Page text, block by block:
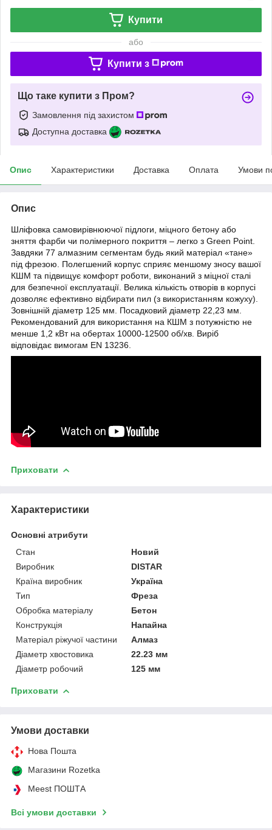
Купити
або
Купити з
Що таке купити з Пром?
Замовлення під захистом
Доступна доставка
Опис Характеристики Доставка Оплата Умови
Опис
Шліфовка самовирівнюючої підлоги, міцного бетону або
зняття фарби чи полімерного покриття – легко з Green Point.
Завдяки 77 алмазним сегментам будь який матеріал «тане»
під фрезою. Полегшений корпус сприяє меншому зносу вашої
КШМ та підвищує комфорт роботи, виконаний з міцної сталі
для безпечної експлуатації. Велика кількість отворів в корпусі
дозволяє ефективно відбирати пил (з використанням кожуху).
Зовнішній діаметр 125 мм. Посадковий діаметр 22,23 мм.
Рекомендований для використання на КШМ з потужністю не
менше 1,2 кВт на обертах 10000-12500 об/хв. Виріб
відповідає вимогам EN 13236.
Приховати
Характеристики
Основні атрибути
Стан
Новий
Виробник
DISTAR
Країна виробник
Україна
Тип
Фреза
Обробка матеріалу
Бетон
Конструкція
Напайна
Матеріал ріжучої частини
Алмаз
Діаметр хвостовика
22.23 мм
Діаметр робочий
125 мм
Приховати
Умови доставки
Нова Пошта
Магазини Rozetka
Meest ПОШТА
Всі умови доставки